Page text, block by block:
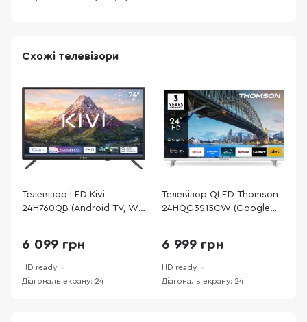
Схожі телевізори
Телевізор LED Kivi
24H760QB (Android TV, Wi-
6 099 грн
HD ready
Діагональ екрану: 24
Телевізор QLED Thomson
24HQG3S15CW (Google
6 999 грн
HD ready
Діагональ екрану: 24